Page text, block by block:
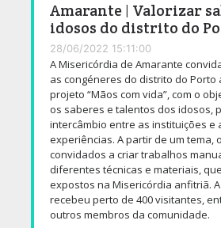
Amarante | Valorizar
idosos do distrito do
28/06/2022 15:11:00
A Misericórdia de Amarante
as congéneres do distrito do Porto
projeto “Mãos com vida”, com o
os saberes e talentos dos idosos,
intercâmbio entre as instituições e
experiências. A partir de um tema,
convidados a criar trabalhos
diferentes técnicas e materiais,
expostos na Misericórdia anfitriã.
recebeu perto de 400 visitantes,
outros membros da comunidade.